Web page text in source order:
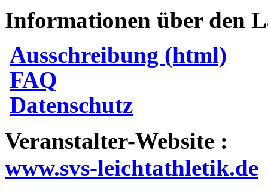
Informationen über den
Ausschreibung (html)
FAQ
Datenschutz
Veranstalter-Website :
www.svs-leichtathletik.de